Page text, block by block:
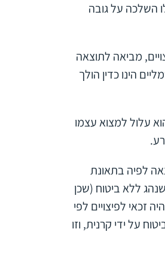
השלכה על גובה
מביאה לתוצאה
הינו כדין הולך
עלול למצוא עצמו
לפיה בתאונת
ללא ביטוח (שכן
זכאי לפיצויים לפי
על ידי קרנית, וזו